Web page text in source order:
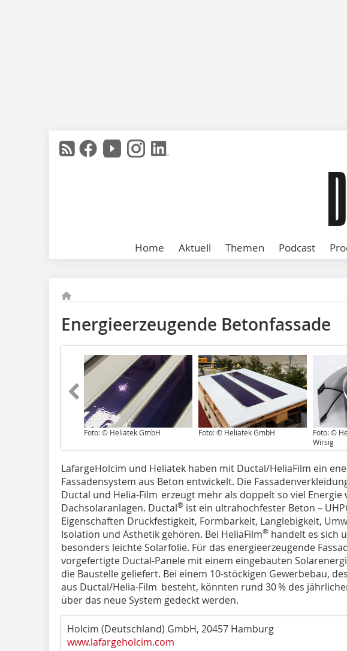
Home Aktuell Themen Podcast
Energieerzeugende Betonfassade
Foto: © Heliatek GmbH Foto: © Heliatek GmbH
Foto: ©
Wirsig
LafargeHolcim und Heliatek haben mit Ductal/HeliaFilm ein
Fassadensystem aus Beton entwickelt. Die
Ductal und Helia-Film erzeugt mehr als doppelt so viel
Dachsolaranlagen. Ductal® ist ein ultrahochfester Beton –
Eigenschaften Druckfestigkeit, Formbarkeit, Langlebigkeit,
Isolation und Ästhetik gehören. Bei HeliaFilm® handelt es sich
besonders leichte Solarfolie. Für das energieerzeugende
vorgefertigte Ductal-Panele mit einem eingebauten
die Baustelle geliefert. Bei einem 10-stöckigen Gewerbebau,
aus Ductal/Helia-Film besteht, könnten rund 30 % des
über das neue System gedeckt werden.
Holcim (Deutschland) GmbH, 20457 Hamburg
www.lafargeholcim.com